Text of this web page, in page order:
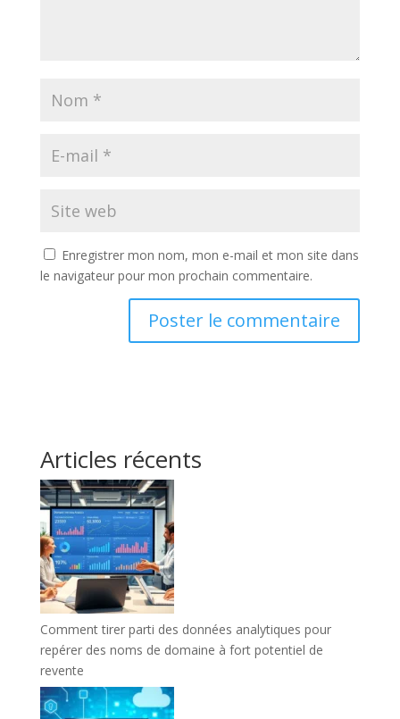
Enregistrer mon nom, mon e-mail et mon site dans
le navigateur pour mon prochain commentaire.
Articles récents
Comment tirer parti des données analytiques pour
repérer des noms de domaine à fort potentiel de
revente